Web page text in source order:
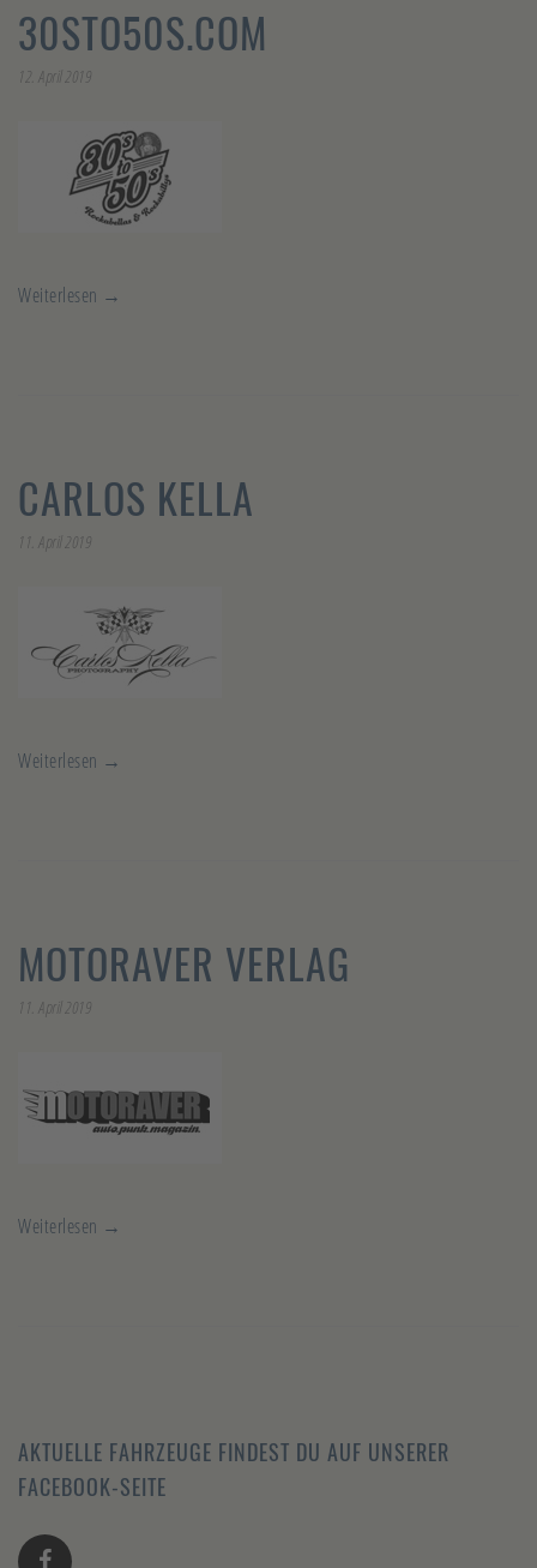
30STO50S.COM
12. April 2019
Weiterlesen →
CARLOS KELLA
11. April 2019
Weiterlesen →
MOTORAVER VERLAG
11. April 2019
Weiterlesen →
AKTUELLE FAHRZEUGE FINDEST DU AUF UNSERER
FACEBOOK-SEITE